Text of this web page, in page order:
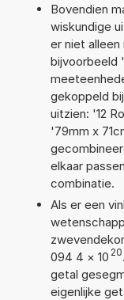
Bovendien
wiskundige
er niet
bijvoorbeeld
gekoppeld
uitzien: '12
'79mm x
elkaar
combinatie.
Als er een
094 4 × 10 20
getal
eigenlijke